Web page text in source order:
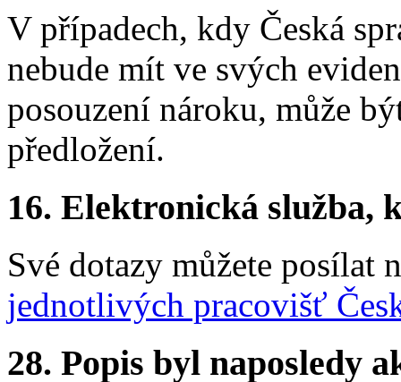
V případech, kdy Česká
nebude mít ve svých
posouzení nároku, může
předložení.
16. Elektronická služba,
Své dotazy můžete posílat
jednotlivých pracovišť
28. Popis byl naposledy